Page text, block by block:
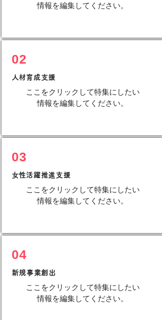
情報を編集してください。
​02
​人材育成支援
ここをクリックして特集にしたい
情報を編集してください。
​03
​女性活躍推進支援
ここをクリックして特集にしたい
情報を編集してください。
​04
新規事業創出
ここをクリックして特集にしたい
情報を編集してください。